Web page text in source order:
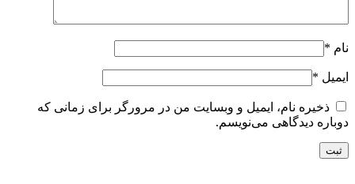
نام *
ایمیل *
ذخیره نام، ایمیل و وبسایت من در مرورگر برای زمانی که
دوباره دیدگاهی می‌نویسم.